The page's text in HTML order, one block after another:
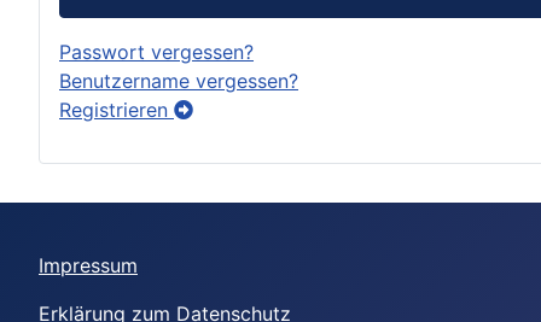
Passwort vergessen?
Benutzername vergessen?
Registrieren
Impressum
Erklärung zum Datenschutz